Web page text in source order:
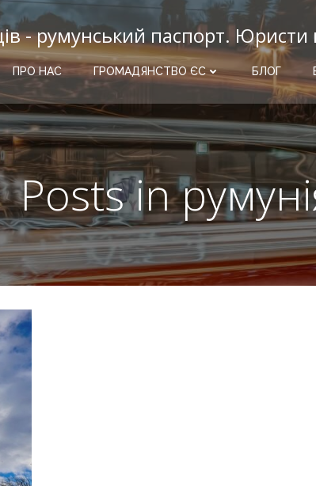
- румунський паспорт. Юристи
ПРО НАС ГРОМАДЯНСТВО ЄС БЛОГ
Posts in